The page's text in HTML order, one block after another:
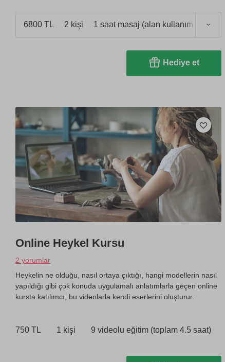
6800 TL 2 kişi 1 saat masaj (alan kullanımı 2,5 saat)
Hediye et
Online Heykel Kursu
2 yorumlar
Heykelin ne olduğu, nasıl ortaya çıktığı, hangi modellerin nasıl
yapıldığı gibi çok konuda uygulamalı anlatımlarla geçen online
kursta katılımcı, bu videolarla kendi eserlerini oluşturur.
750 TL 1 kişi 9 videolu eğitim (toplam 4.5 saat)